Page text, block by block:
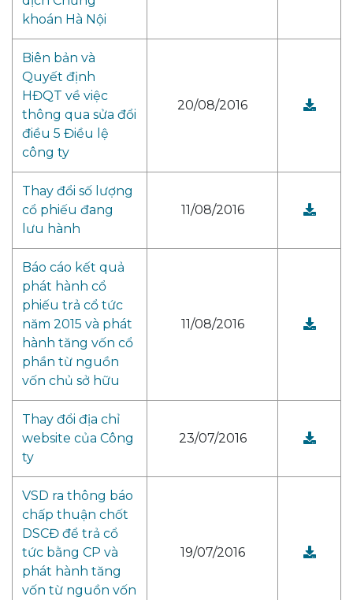
khoán Hà Nội
Biên bản và
Quyết định
HĐQT về việc
thông qua sửa đổi
điều 5 Điều lệ
công ty
20/08/2016
Thay đổi số lượng
cổ phiếu đang
lưu hành
11/08/2016
Báo cáo kết quả
phát hành cổ
phiếu trả cổ tức
năm 2015 và phát
hành tăng vốn cổ
phần từ nguồn
vốn chủ sở hữu
11/08/2016
Thay đổi địa chỉ
website của Công
ty
23/07/2016
VSD ra thông báo
chấp thuận chốt
DSCĐ để trả cổ
tức bằng CP và
phát hành tăng
vốn từ nguồn vốn
19/07/2016